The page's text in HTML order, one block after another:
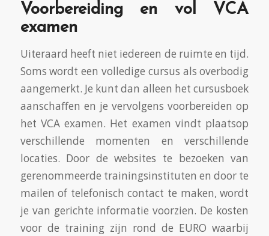
Voorbereiding en vol VCA
examen
Uiteraard heeft niet iedereen de ruimte en tijd.
Soms wordt een volledige cursus als overbodig
aangemerkt. Je kunt dan alleen het cursusboek
aanschaffen en je vervolgens voorbereiden op
het VCA examen. Het examen vindt plaatsop
verschillende momenten en verschillende
locaties. Door de websites te bezoeken van
gerenommeerde trainingsinstituten en door te
mailen of telefonisch contact te maken, wordt
je van gerichte informatie voorzien. De kosten
voor de training zijn rond de EURO waarbij